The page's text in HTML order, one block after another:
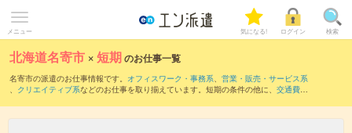
メニュー 気になる! ログイン 検索
北海道名寄市 ×短期のお仕事一覧
名寄市の派遣のお仕事情報です。 オフィスワーク・事務系、 営業・販売・サービス系
、 クリエイティブ系などのお仕事を取り揃えています。短期の条件の他に、 交通費別